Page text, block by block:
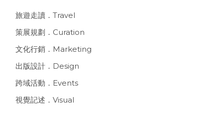
旅遊走讀．Travel
策展規劃．Curation
文化行銷．Marketing
出版設計．Design
跨域活動．Events
視覺記述．Visual